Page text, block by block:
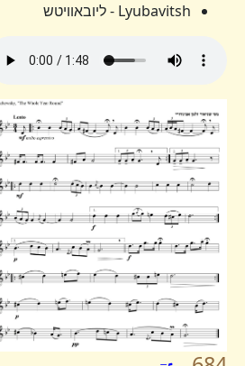
Lyubavitsh - ליובאוויטש